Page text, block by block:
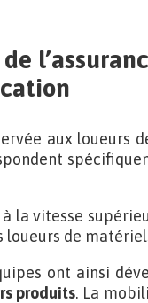
aux loueurs
à la vitesse
loueurs de
ont ainsi
produits. La